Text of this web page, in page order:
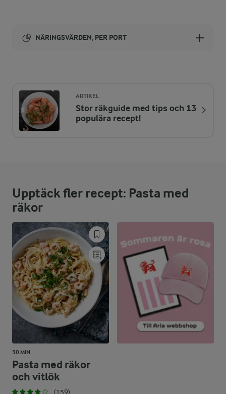
NÄRINGSVÄRDEN, PER PORT
ENERGIDISTRIBUTION %
NÄRINGSVÄRDEN PER PORT
Fett:
38,8 %
27,2 g
Kolhydrater:
45,1 %
68,8 g
ARTIKEL
Stor räkguide med tips och 13
populära recept!
Upptäck fler recept: Pasta med
räkor
30 MIN
Pasta med räkor
och vitlök
(159)